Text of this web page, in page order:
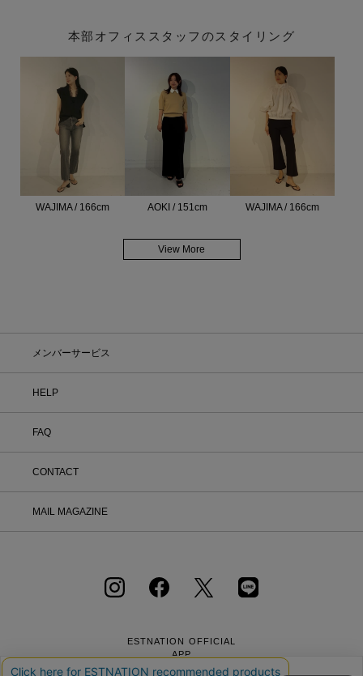
本部オフィススタッフのスタイリング
WAJIMA / 166cm AOKI / 151cm WAJIMA / 166cm
View More
メンバーサービス
HELP
FAQ
CONTACT
MAIL MAGAZINE
ESTNATION OFFICIAL
APP